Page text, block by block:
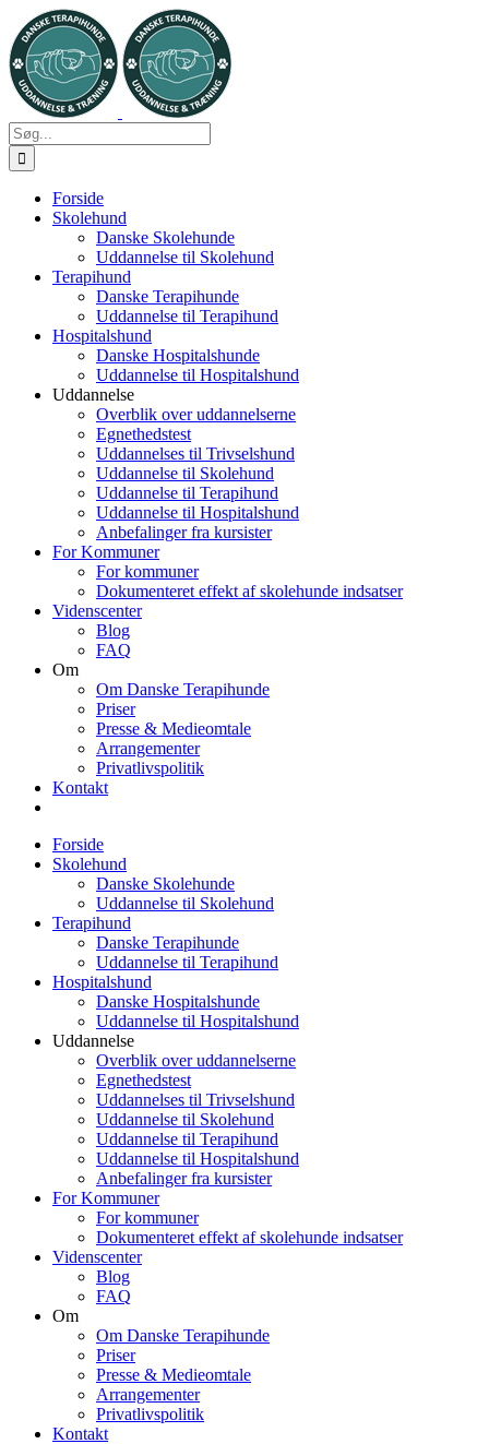
Skip
to
content
Søg
efter:
Forside
Skolehund
Danske Skolehunde
Uddannelse til Skolehund
Terapihund
Danske Terapihunde
Uddannelse til Terapihund
Hospitalshund
Danske Hospitalshunde
Uddannelse til Hospitalshund
Uddannelse
Overblik over uddannelserne
Egnethedstest
Uddannelses til Trivselshund
Uddannelse til Skolehund
Uddannelse til Terapihund
Uddannelse til Hospitalshund
Anbefalinger fra kursister
For Kommuner
For kommuner
Dokumenteret effekt af skolehunde indsatser
Videnscenter
Blog
FAQ
Om
Om Danske Terapihunde
Priser
Presse & Medieomtale
Arrangementer
Privatlivspolitik
Kontakt
Forside
Skolehund
Danske Skolehunde
Uddannelse til Skolehund
Terapihund
Danske Terapihunde
Uddannelse til Terapihund
Hospitalshund
Danske Hospitalshunde
Uddannelse til Hospitalshund
Uddannelse
Overblik over uddannelserne
Egnethedstest
Uddannelses til Trivselshund
Uddannelse til Skolehund
Uddannelse til Terapihund
Uddannelse til Hospitalshund
Anbefalinger fra kursister
For Kommuner
For kommuner
Dokumenteret effekt af skolehunde indsatser
Videnscenter
Blog
FAQ
Om
Om Danske Terapihunde
Priser
Presse & Medieomtale
Arrangementer
Privatlivspolitik
Kontakt